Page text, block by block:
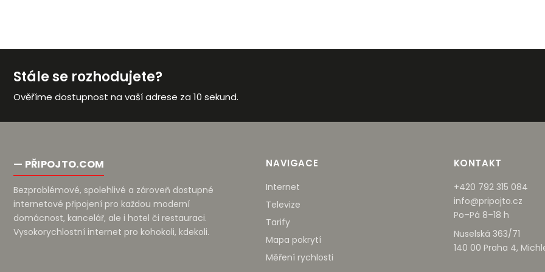
Stále se rozhodujete?
Ověříme dostupnost na vaší adrese za 10 sekund.
— PŘIPOJTO.COM
Bezproblémové, spolehlivé a zároveň dostupné
internetové připojení pro každou moderní
domácnost, kancelář, ale i hotel či restauraci.
Vysokorychlostní internet pro kohokoli, kdekoli.
NAVIGACE
Internet
Televize
Tarify
Mapa pokrytí
Měření rychlosti
KONTAKT
+420 792 315 084
info@pripojto.cz
Po–Pá 8–18 h
Nuselská 363/71
140 00 Praha 4,